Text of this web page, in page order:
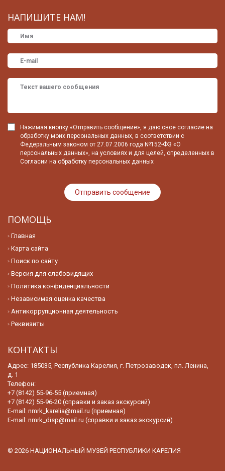
НАПИШИТЕ НАМ!
Нажимая кнопку «Отправить сообщение», я даю свое согласие на
обработку моих персональных данных, в соответствии с
Федеральным законом от 27.07.2006 года №152-ФЗ «О
персональных данных», на условиях и для целей, определенных в
Согласии на обработку персональных данных
ПОМОЩЬ
Главная
Карта сайта
Поиск по сайту
Версия для слабовидящих
Политика конфиденциальности
Независимая оценка качества
Антикоррупционная деятельность
Реквизиты
КОНТАКТЫ
Адрес: 185035, Республика Карелия, г. Петрозаводск, пл. Ленина,
д. 1
Телефон:
+7 (8142) 55-96-55 (приемная)
+7 (8142) 55-96-20 (справки и заказ экскурсий)
E-mail: nmrk_karelia@mail.ru (приемная)
E-mail: nmrk_disp@mail.ru (справки и заказ экскурсий)
© 2026 НАЦИОНАЛЬНЫЙ МУЗЕЙ РЕСПУБЛИКИ КАРЕЛИЯ